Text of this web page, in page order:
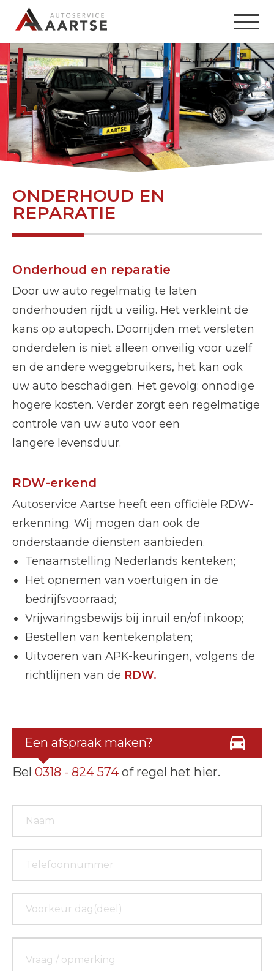
-
ONDERHOUD EN
REPARATIE
Onderhoud en reparatie
Door uw auto regelmatig te laten
onderhouden rijdt u veilig. Het verkleint de
kans op autopech. Doorrijden met versleten
onderdelen is niet alleen onveilig voor uzelf
en de andere weggebruikers, het kan ook
uw auto beschadigen. Het gevolg; onnodige
hogere kosten. Verder zorgt een regelmatige
controle van uw auto voor een
langere levensduur.
RDW-erkend
Autoservice Aartse heeft een officiële RDW-
erkenning. Wij mogen dan ook de
onderstaande diensten aanbieden.
Tenaamstelling Nederlands kenteken;
Het opnemen van voertuigen in de
bedrijfsvoorraad;
Vrijwaringsbewijs bij inruil en/of inkoop;
Bestellen van kentekenplaten;
Uitvoeren van APK-keuringen, volgens de
richtlijnen van de RDW.
Een afspraak maken?
Bel 0318 - 824 574 of regel het hier.